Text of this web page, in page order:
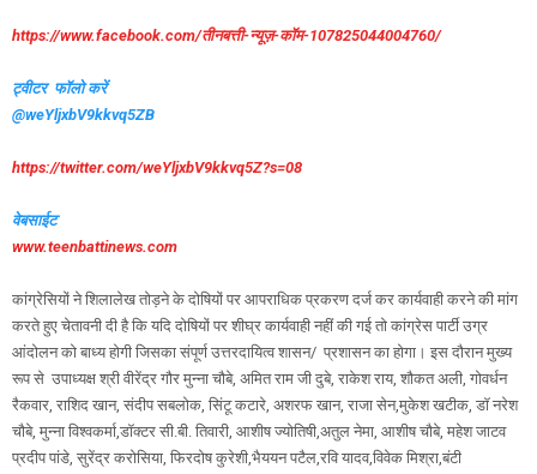
https://www.facebook.com/तीनबत्ती-न्यूज़-कॉम-107825044004760/
ट्वीटर फॉलो करें
@weYljxbV9kkvq5ZB
https://twitter.com/weYljxbV9kkvq5Z?s=08
वेबसाईट
www.teenbattinews.com
कांग्रेसियों ने शिलालेख तोड़ने के दोषियों पर आपराधिक प्रकरण दर्ज कर कार्यवाही करने की मांग
करते हुए चेतावनी दी है कि यदि दोषियों पर शीघ्र कार्यवाही नहीं की गई तो कांग्रेस पार्टी उग्र
आंदोलन को बाध्य होगी जिसका संपूर्ण उत्तरदायित्व शासन/ प्रशासन का होगा। इस दौरान मुख्य
रूप से उपाध्यक्ष श्री वीरेंद्र गौर मुन्ना चौबे, अमित राम जी दुबे, राकेश राय, शौकत अली, गोवर्धन
रैकवार, राशिद खान, संदीप सबलोक, सिंटू कटारे, अशरफ खान, राजा सेन,मुकेश खटीक, डॉ नरेश
चौबे, मुन्ना विश्वकर्मा,डॉक्टर सी.बी. तिवारी, आशीष ज्योतिषी,अतुल नेमा, आशीष चौबे, महेश जाटव
प्रदीप पांडे, सुरेंद्र करोसिया, फिरदोष कुरेशी,भैययन पटैल,रवि यादव,विवेक मिश्रा,बंटी